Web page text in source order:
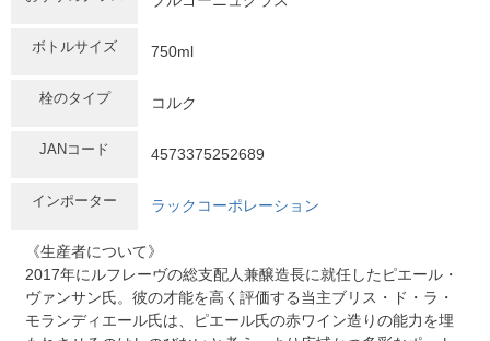
ボトルサイズ 750ml
栓のタイプ コルク
JANコード 4573375252689
インポーター ラックコーポレーション
《生産者について》
2017年にルフレーヴの総支配人兼醸造長に就任したピエール・
ヴァンサン氏。彼の才能を高く評価する当主ブリス・ド・ラ・
モランディエール氏は、ピエール氏の赤ワイン造りの能力を埋